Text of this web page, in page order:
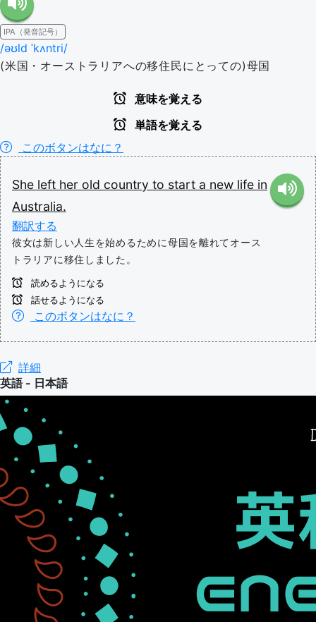
IPA（発音記号）
/əʊld ˈkʌntri/
(米国・オーストラリアへの移住民にとっての)母国
意味を覚える
単語を覚える
このボタンはなに？
She left her old country to start a new life in
Australia.
翻訳する
彼女は新しい人生を始めるために母国を離れてオース
トラリアに移住しました。
読めるようになる
話せるようになる
このボタンはなに？
詳細
英語 - 日本語